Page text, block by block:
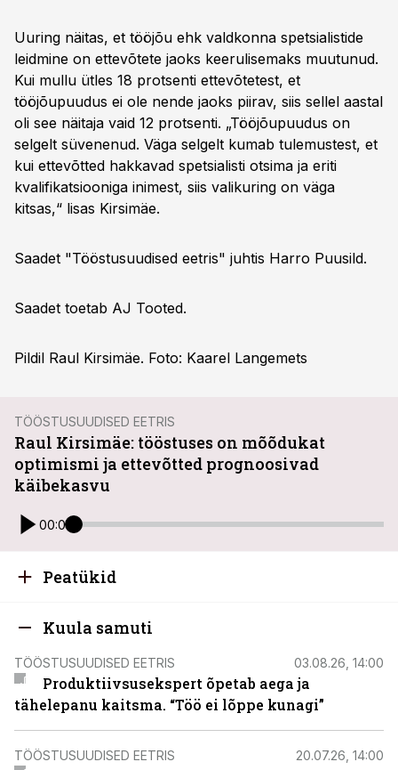
Uuring näitas, et tööjõu ehk valdkonna spetsialistide
leidmine on ettevõtete jaoks keerulisemaks muutunud.
Kui mullu ütles 18 protsenti ettevõtetest, et
tööjõupuudus ei ole nende jaoks piirav, siis sellel aastal
oli see näitaja vaid 12 protsenti. „Tööjõupuudus on
selgelt süvenenud. Väga selgelt kumab tulemustest, et
kui ettevõtted hakkavad spetsialisti otsima ja eriti
kvalifikatsiooniga inimest, siis valikuring on väga
kitsas,“ lisas Kirsimäe.
Saadet "Tööstusuudised eetris" juhtis Harro Puusild.
Saadet toetab AJ Tooted.
Pildil Raul Kirsimäe. Foto: Kaarel Langemets
TÖÖSTUSUUDISED EETRIS
Raul Kirsimäe: tööstuses on mõõdukat
optimismi ja ettevõtted prognoosivad
käibekasvu
00:00
Peatükid
Kuula samuti
TÖÖSTUSUUDISED EETRIS 03.08.26, 14:00
Produktiivsusekspert õpetab aega ja
tähelepanu kaitsma. “Töö ei lõppe kunagi”
TÖÖSTUSUUDISED EETRIS 20.07.26, 14:00